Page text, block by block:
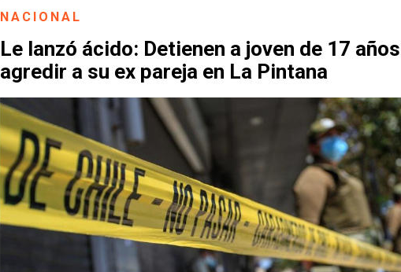
NACIONAL
Le lanzó ácido: Detienen a joven de 17
agredir a su ex pareja en La Pintana